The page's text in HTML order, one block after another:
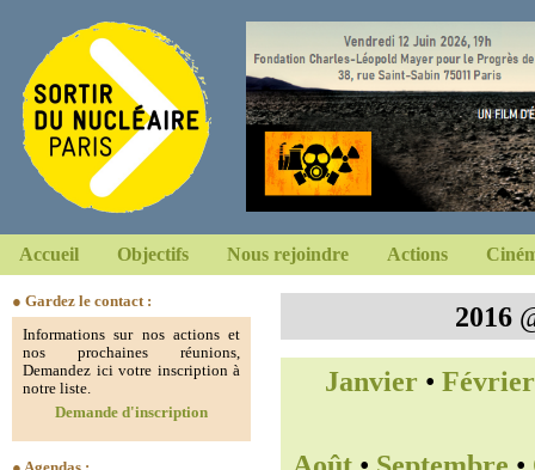
Accueil Objectifs Nous rejoindre Actions
● Gardez le contact :
Informations sur nos actions et
nos prochaines réunions,
Demandez ici votre inscription à
notre liste.
Demande d'inscription
2016
Janvier • Février